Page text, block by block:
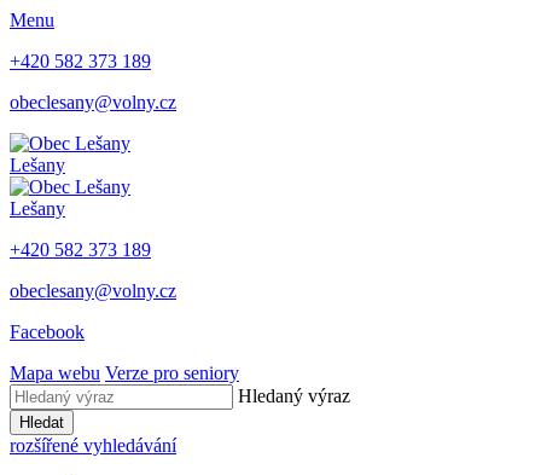
Menu
+420 582 373 189
obeclesany@volny.cz
Lešany
Lešany
+420 582 373 189
obeclesany@volny.cz
Facebook
Mapa webu Verze pro seniory
Hledaný výraz
Hledat
rozšířené vyhledávání